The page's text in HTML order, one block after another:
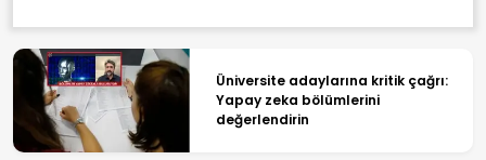
Üniversite adaylarına kritik çağrı:
Yapay zeka bölümlerini
değerlendirin